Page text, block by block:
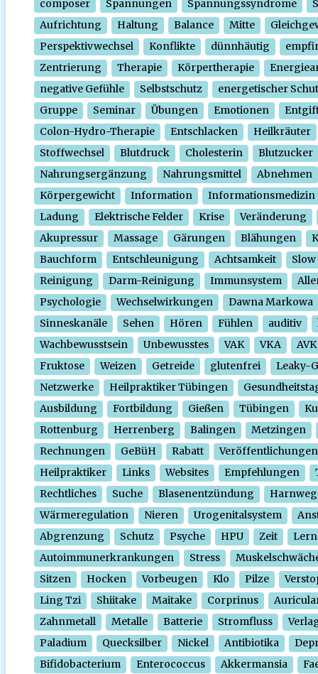
composer Spannungen Spannungssyndrome
Aufrichtung
Haltung Balance Mitte
Perspektivwechsel
Konflikte dünnhäutig
Zentrierung
Therapie Körpertherapie
negative Gefühle
Selbstschutz
energetischer
Gruppe
Seminar Übungen Emotionen
Colon-Hydro-Therapie
Entschlacken
Heilkräuter
Stoffwechsel
Blutdruck Cholesterin
Blutzucker
Nahrungsergänzung
Nahrungsmittel
Abnehmen
Körpergewicht
Information
Informationsmedizin
Ladung
Elektrische Felder Krise
Veränderung
Akupressur
Massage Gärungen Blähungen
Bauchform
Entschleunigung Achtsamkeit
Slow
Reinigung
Darm-Reinigung Immunsystem
Psychologie
Wechselwirkungen
Dawna Markowa
Sinneskanäle
Sehen Hören Fühlen auditiv
Wachbewusstsein
Unbewusstes VAK VKA
AVK
Fruktose
Weizen Getreide glutenfrei
Leaky-
Netzwerke
Heilpraktiker Tübingen
Ausbildung
Fortbildung Gießen Tübingen
Rottenburg
Herrenberg Balingen
Metzingen
Rechnungen
GeBüH Rabatt
Veröffentlichungen
Heilpraktiker
Links Websites Empfehlungen
Rechtliches
Suche Blasenentzündung
Wärmeregulation
Nieren Urogenitalsystem
Abgrenzung
Schutz Psyche HPU Zeit
Autoimmunerkrankungen
Stress
Sitzen
Hocken Vorbeugen Klo Pilze
Ling Tzi
Shiitake Maitake Corprinus
Zahnmetall
Metalle Batterie Stromfluss
Paladium
Quecksilber Nickel Antibiotika
Bifidobacterium
Enterococcus Akkermansia